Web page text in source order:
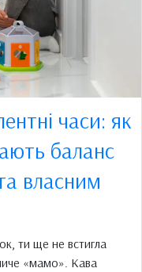
часи: як
баланс
власним
ти ще не встигла
«мамо». Кава